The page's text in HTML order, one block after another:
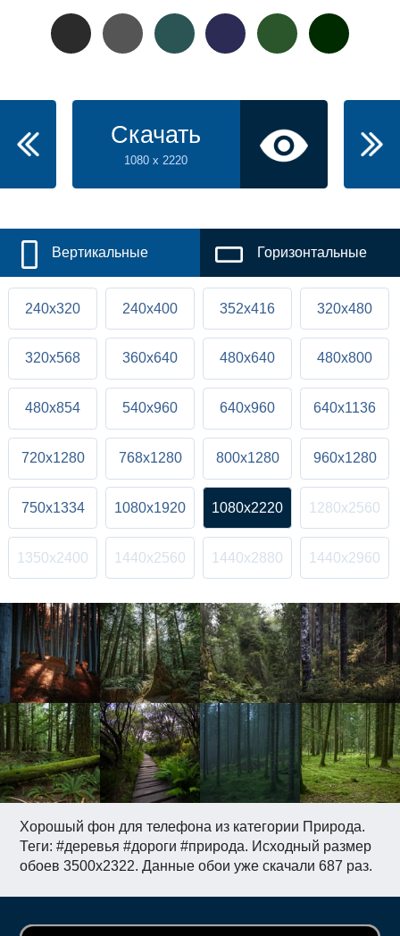
Хорошый фон для телефона из категории Природа.
Теги: #деревья #дороги #природа. Исходный размер
обоев 3500x2322. Данные обои уже скачали 687 раз.
Скачать
1080 x 2220
Вертикальные Горизонтальные
240x320 240x400 352x416 320x480
320x568 360x640 480x640 480x800
480x854 540x960 640x960 640x1136
720x1280 768x1280 800x1280 960x1280
750x1334 1080x1920 1080x2220 1280x2560
1350x2400 1440x2560 1440x2880 1440x2960